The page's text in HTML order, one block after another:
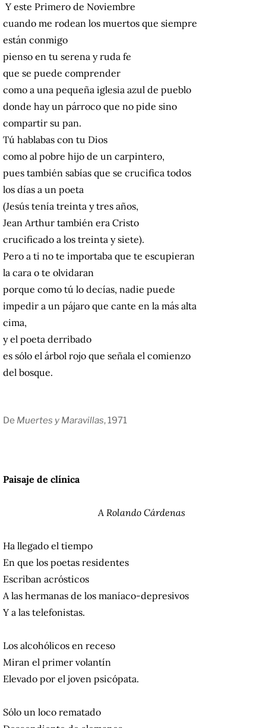
Y este Primero de Noviembre
cuando me rodean los muertos que siempre
están conmigo
pienso en tu serena y ruda fe
que se puede comprender
como a una pequeña iglesia azul de pueblo
donde hay un párroco que no pide sino
compartir su pan.
Tú hablabas con tu Dios
como al pobre hijo de un carpintero,
pues también sabías que se crucifica todos
los días a un poeta
(Jesús tenía treinta y tres años,
Jean Arthur también era Cristo
crucificado a los treinta y siete).
Pero a ti no te importaba que te escupieran
la cara o te olvidaran
porque como tú lo decías, nadie puede
impedir a un pájaro que cante en la más alta
cima,
y el poeta derribado
es sólo el árbol rojo que señala el comienzo
del bosque.
De Muertes y Maravillas, 1971
Paisaje de clínica
A Rolando Cárdenas
Ha llegado el tiempo
En que los poetas residentes
Escriban acrósticos
A las hermanas de los maníaco-depresivos
Y a las telefonistas.
Los alcohólicos en receso
Miran el primer volantín
Elevado por el joven psicópata.
Sólo un loco rematado